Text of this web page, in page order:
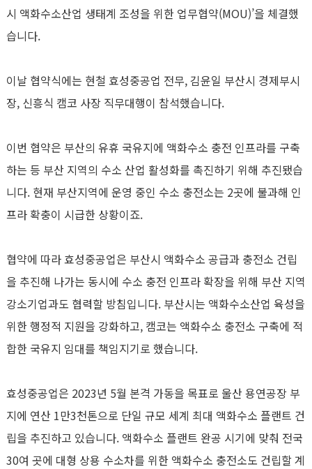
시 액화수소산업 생태계 조성을 위한 업무협약(MOU)’을 체결했
습니다.
이날 협약식에는 현철 효성중공업 전무, 김윤일 부산시 경제부시
장, 신흥식 캠코 사장 직무대행이 참석했습니다.
이번 협약은 부산의 유휴 국유지에 액화수소 충전 인프라를 구축
하는 등 부산 지역의 수소 산업 활성화를 촉진하기 위해 추진됐습
니다. 현재 부산지역에 운영 중인 수소 충전소는 2곳에 불과해 인
프라 확충이 시급한 상황이죠.
협약에 따라 효성중공업은 부산시 액화수소 공급과 충전소 건립
을 추진해 나가는 동시에 수소 충전 인프라 확장을 위해 부산 지역
강소기업과도 협력할 방침입니다. 부산시는 액화수소산업 육성을
위한 행정적 지원을 강화하고, 캠코는 액화수소 충전소 구축에 적
합한 국유지 임대를 책임지기로 했습니다.
효성중공업은 2023년 5월 본격 가동을 목표로 울산 용연공장 부
지에 연산 1만3천톤으로 단일 규모 세계 최대 액화수소 플랜트 건
립을 추진하고 있습니다. 액화수소 플랜트 완공 시기에 맞춰 전국
30여 곳에 대형 상용 수소차를 위한 액화수소 충전소도 건립할 계